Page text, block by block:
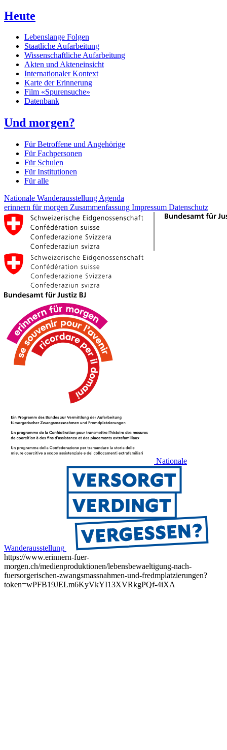
Heute
Lebenslange Folgen
Staatliche Aufarbeitung
Wissenschaftliche Aufarbeitung
Akten und Akteneinsicht
Internationaler Kontext
Karte der Erinnerung
Film «Spurensuche»
Datenbank
Und morgen?
Für Betroffene und Angehörige
Für Fachpersonen
Für Schulen
Für Institutionen
Für alle
Nationale Wanderausstellung Agenda
erinnern für morgen Zusammenfassung Impressum Datenschutz
Nationale
Wanderausstellung
https://www.erinnern-fuer-
morgen.ch/medienproduktionen/lebensbewaeltigung-nach-
fuersorgerischen-zwangsmassnahmen-und-fredmplatzierungen?
token=wPFB19JELm6KyVkYI13XVRkgPQf-4iXA